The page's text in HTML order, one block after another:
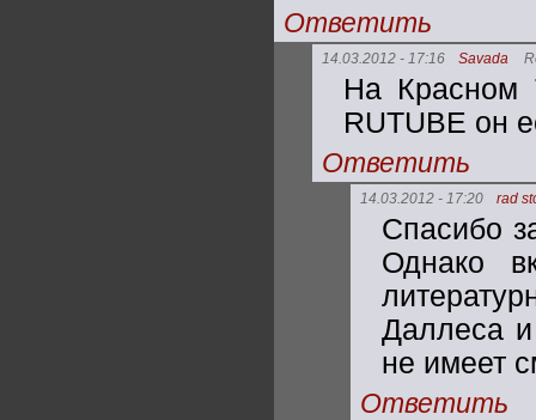
Ответить
14.03.2012 - 17:16 Savada
На Красном
RUTUBE он
Ответить
14.03.2012 - 17:20 rad
Спасибо
Однако
Даллеса
не имеет
Ответить